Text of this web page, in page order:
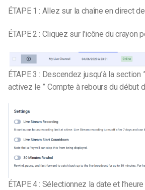
ÉTAPE 1 : Allez sur la chaîne en direct
ÉTAPE 2 : Cliquez sur l’icône du crayon
ÉTAPE 3 : Descendez jusqu’à la section
activez le ” Compte à rebours du début
ÉTAPE 4 : Sélectionnez la date et